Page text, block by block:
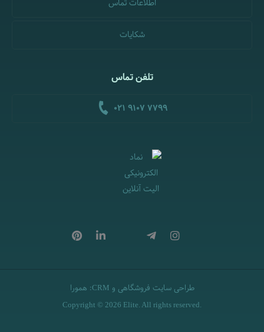
اطلاعات تماس
شکایات
تلفن تماس
021 9107 7799
طراحی سایت فروشگاهی و CRM
: همورا
Copyright © 2026 Elite. All rights reserved.